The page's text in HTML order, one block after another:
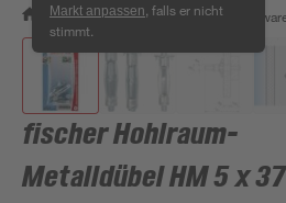
Markt anpassen , falls er nicht
stimmt.
/ Werkstatt & Maschinen /
fischer Hohlraum-
Metalldübel HM 5 x